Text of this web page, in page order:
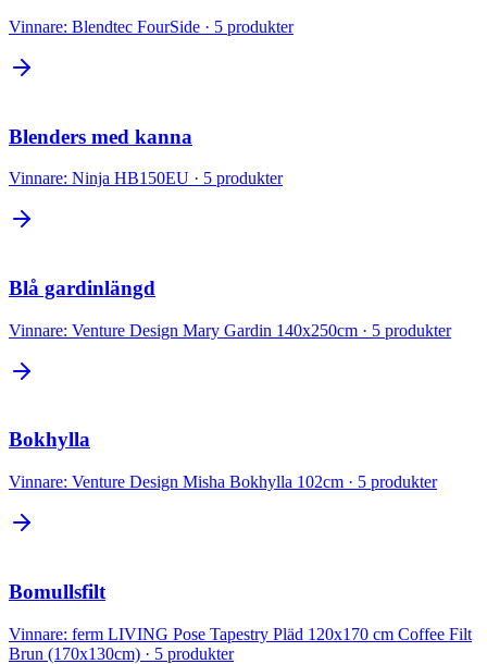
Vinnare: Blendtec FourSide · 5 produkter
Blenders med kanna
Vinnare: Ninja HB150EU · 5 produkter
Blå gardinlängd
Vinnare: Venture Design Mary Gardin 140x250cm · 5 produkter
Bokhylla
Vinnare: Venture Design Misha Bokhylla 102cm · 5 produkter
Bomullsfilt
Vinnare: ferm LIVING Pose Tapestry Pläd 120x170 cm Coffee Filt
Brun (170x130cm) · 5 produkter